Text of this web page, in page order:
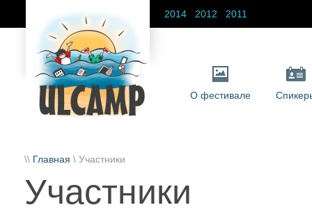
2014 2012 2011
О фестивале
\\ Главная \ Участники
Участники